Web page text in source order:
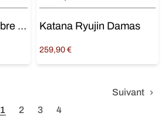
Katana Kill Bill « sabre de la mariée » + Support Laqué Katana Ryujin Damas
259,90 €
Ajouter au panier
1 2 3 4
Suivant